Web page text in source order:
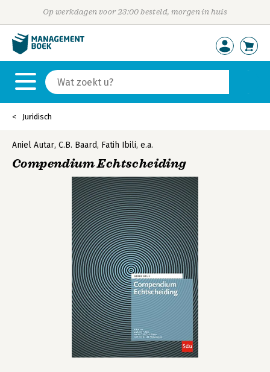
Op werkdagen voor 23:00 besteld, morgen in huis
Juridisch
Aniel Autar, C.B. Baard, Fatih Ibili, e.a.
Compendium Echtscheiding